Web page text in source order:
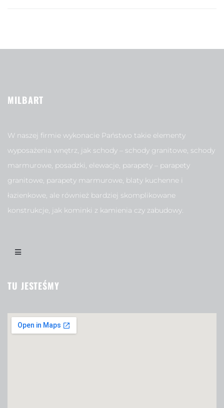
MILBART
W naszej firmie wykonacie Państwo takie elementy
wyposażenia wnętrz, jak schody – schody granitowe, schody
marmurowe, posadzki, elewacje, parapety – parapety
granitowe, parapety marmurowe, blaty kuchenne i
łazienkowe, ale również bardziej skomplikowane
konstrukcje, jak kominki z kamienia czy zabudowy.
TU JESTEŚMY